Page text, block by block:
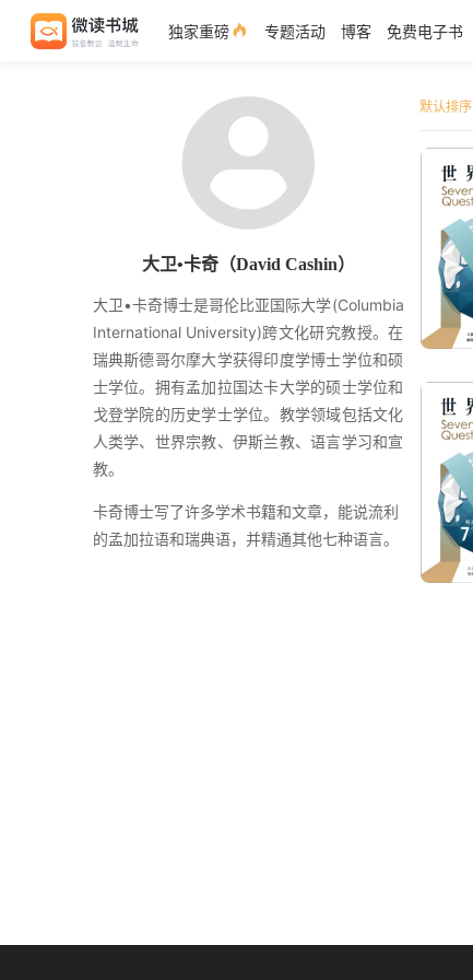
独家重磅 专题活动 博客 免费电子书
大卫•卡奇（David Cashin）
大卫•卡奇博士是哥伦比亚国际大学(Columbia
International University)跨文化研究教授。在
瑞典斯德哥尔摩大学获得印度学博士学位和硕
士学位。拥有孟加拉国达卡大学的硕士学位和
戈登学院的历史学士学位。教学领域包括文化
人类学、世界宗教、伊斯兰教、语言学习和宣
教。
卡奇博士写了许多学术书籍和文章，能说流利
的孟加拉语和瑞典语，并精通其他七种语言。
默认排序